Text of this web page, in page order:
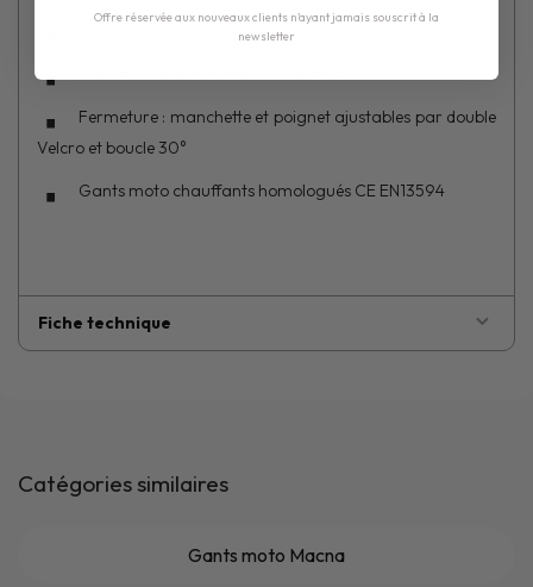
Fermeture : manchette et poignet ajustables par double
Velcro et boucle 30°
Gants moto chauffants homologués CE EN13594
Fiche technique
Catégories similaires
Gants moto Macna
Offre réservée aux nouveaux clients n'ayant jamais souscrit à la
newsletter